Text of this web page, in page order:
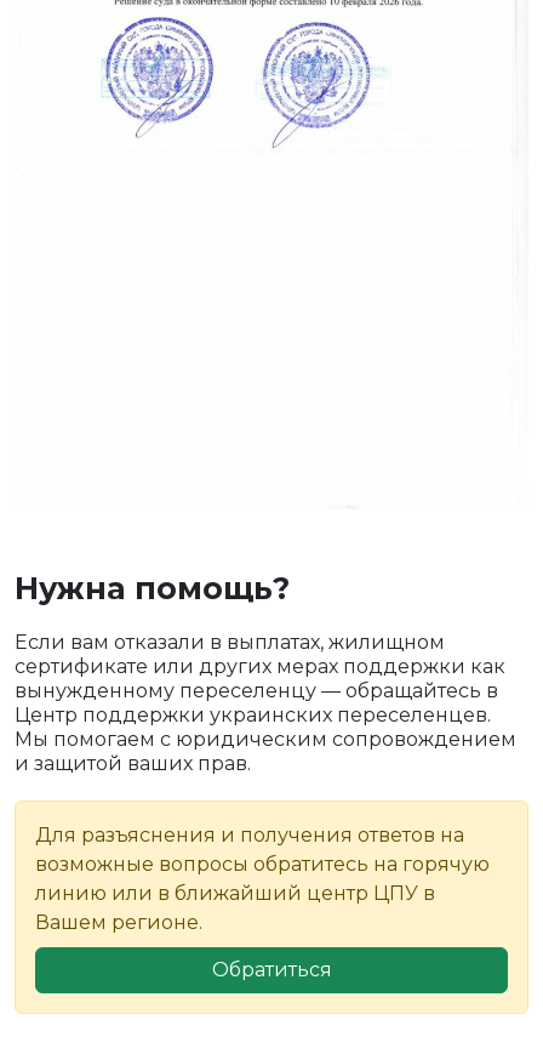
Нужна помощь?
Если вам отказали в выплатах, жилищном
сертификате или других мерах поддержки как
вынужденному переселенцу — обращайтесь в
Центр поддержки украинских переселенцев.
Мы помогаем с юридическим сопровождением
и защитой ваших прав.
Для разъяснения и получения ответов на
возможные вопросы обратитесь на горячую
линию или в ближайший центр ЦПУ в
Вашем регионе.
Обратиться